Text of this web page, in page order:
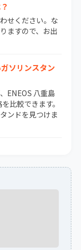
せください。な
ますので、お出
ソリンスタン
ENEOS 八重島
比較できます。
ンドを見つけま